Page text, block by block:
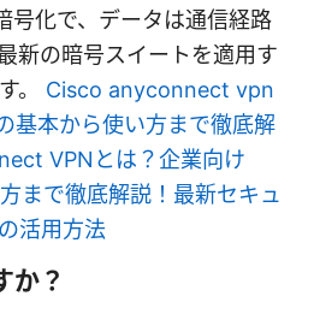
号化で、データは通信経路
新の暗号スイートを適用す
。 Cisco anyconnect vpn
基本から使い方まで徹底解
VPNとは？企業向け
まで徹底解説！最新セキュ
活用方法
か？